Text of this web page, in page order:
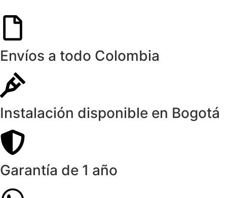
Envíos a todo Colombia
Instalación disponible en Bogotá
Garantía de 1 año